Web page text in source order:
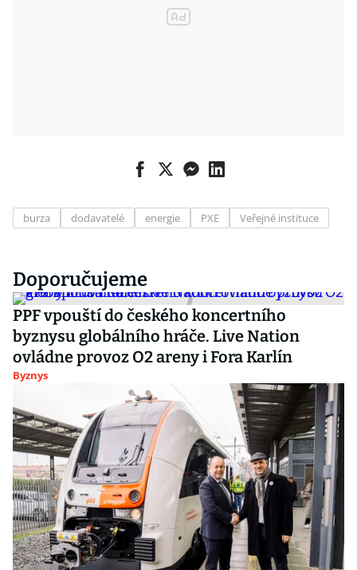
burza dodavatelé energie PXE Veřejné instituce
Doporučujeme
PPF vpouští do českého koncertního
byznysu globálního hráče. Live Nation
ovládne provoz O2 areny i Fora Karlín
Byznys